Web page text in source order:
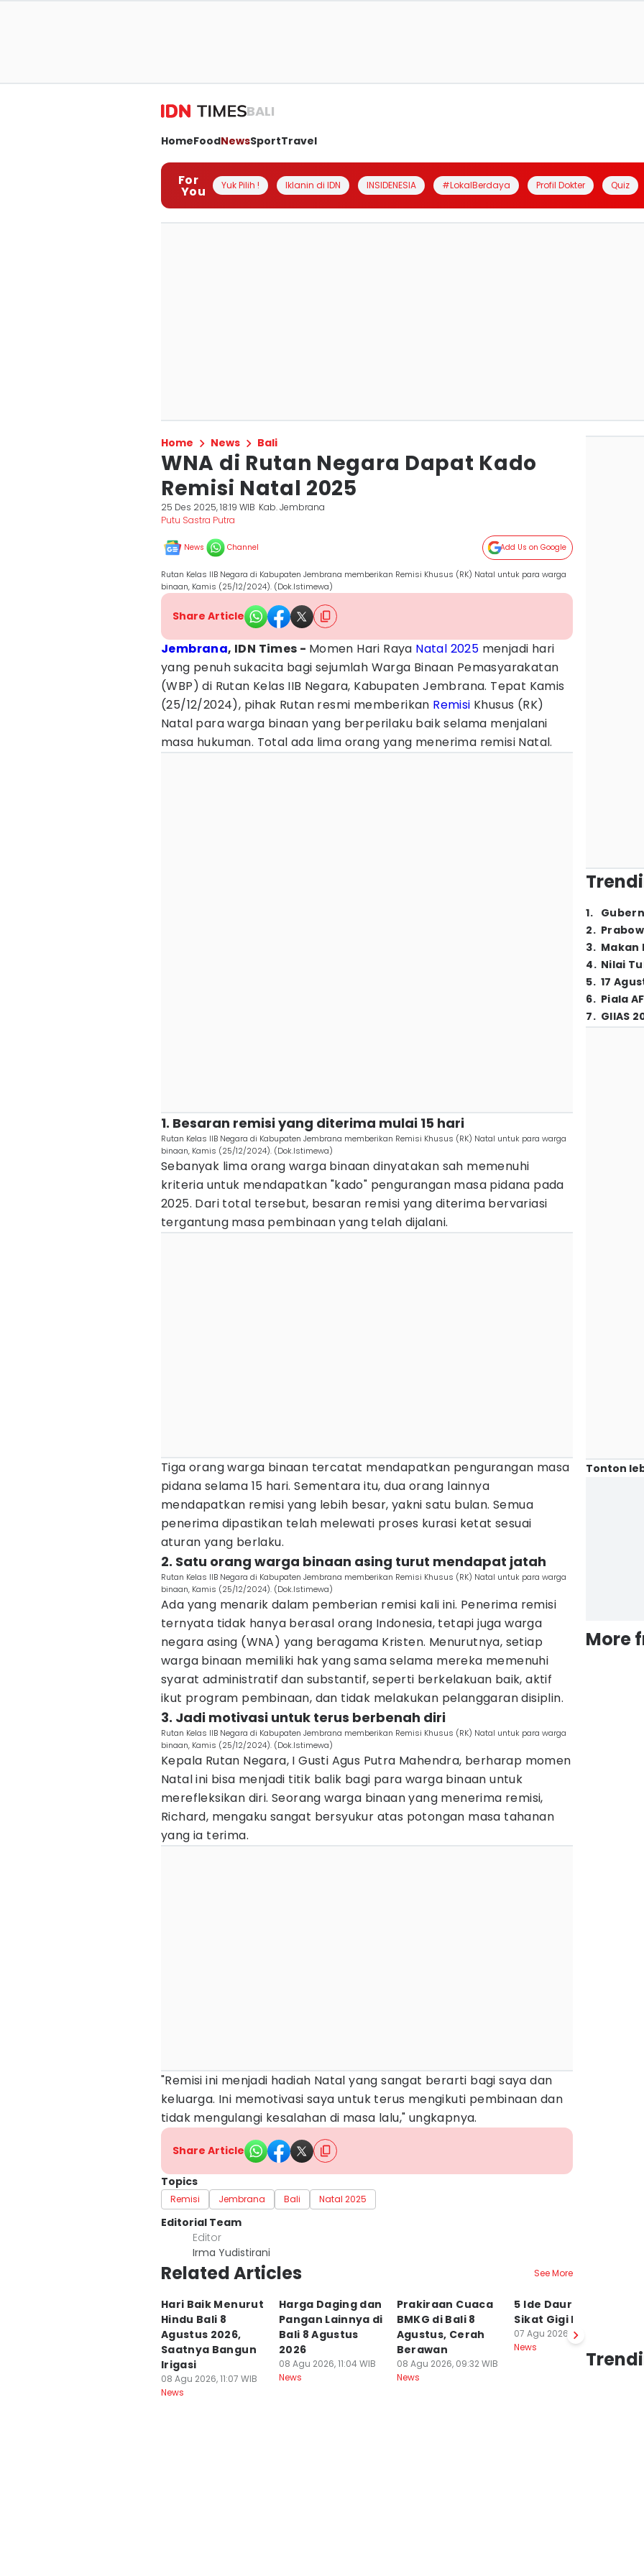
BALI
HomeFoodNewsSportTravel
For
You Yuk Pilih ! Iklanin di IDN INSIDENESIA #LokalBerdaya Profil Dokter Quiz
Home News Bali
WNA di Rutan Negara Dapat Kado
Remisi Natal 2025
25 Des 2025, 18:19 WIB Kab. Jembrana
Putu Sastra Putra
News Channel Add Us on Google
Rutan Kelas IIB Negara di Kabupaten Jembrana memberikan Remisi Khusus (RK) Natal untuk para warga
binaan, Kamis (25/12/2024). (Dok.Istimewa)
Share Article
Jembrana, IDN Times - Momen Hari Raya Natal 2025 menjadi hari
yang penuh sukacita bagi sejumlah Warga Binaan Pemasyarakatan
(WBP) di Rutan Kelas IIB Negara, Kabupaten Jembrana. Tepat Kamis
(25/12/2024), pihak Rutan resmi memberikan Remisi Khusus (RK)
Natal para warga binaan yang berperilaku baik selama menjalani
masa hukuman. Total ada lima orang yang menerima remisi Natal.
1. Besaran remisi yang diterima mulai 15 hari
Rutan Kelas IIB Negara di Kabupaten Jembrana memberikan Remisi Khusus (RK) Natal untuk para warga
binaan, Kamis (25/12/2024). (Dok.Istimewa)
Sebanyak lima orang warga binaan dinyatakan sah memenuhi
kriteria untuk mendapatkan "kado" pengurangan masa pidana pada
2025. Dari total tersebut, besaran remisi yang diterima bervariasi
tergantung masa pembinaan yang telah dijalani.
Tiga orang warga binaan tercatat mendapatkan pengurangan masa
pidana selama 15 hari. Sementara itu, dua orang lainnya
mendapatkan remisi yang lebih besar, yakni satu bulan. Semua
penerima dipastikan telah melewati proses kurasi ketat sesuai
aturan yang berlaku.
2. Satu orang warga binaan asing turut mendapat jatah
Rutan Kelas IIB Negara di Kabupaten Jembrana memberikan Remisi Khusus (RK) Natal untuk para warga
binaan, Kamis (25/12/2024). (Dok.Istimewa)
Ada yang menarik dalam pemberian remisi kali ini. Penerima remisi
ternyata tidak hanya berasal orang Indonesia, tetapi juga warga
negara asing (WNA) yang beragama Kristen. Menurutnya, setiap
warga binaan memiliki hak yang sama selama mereka memenuhi
syarat administratif dan substantif, seperti berkelakuan baik, aktif
ikut program pembinaan, dan tidak melakukan pelanggaran disiplin.
3. Jadi motivasi untuk terus berbenah diri
Rutan Kelas IIB Negara di Kabupaten Jembrana memberikan Remisi Khusus (RK) Natal untuk para warga
binaan, Kamis (25/12/2024). (Dok.Istimewa)
Kepala Rutan Negara, I Gusti Agus Putra Mahendra, berharap momen
Natal ini bisa menjadi titik balik bagi para warga binaan untuk
merefleksikan diri. Seorang warga binaan yang menerima remisi,
Richard, mengaku sangat bersyukur atas potongan masa tahanan
yang ia terima.
"Remisi ini menjadi hadiah Natal yang sangat berarti bagi saya dan
keluarga. Ini memotivasi saya untuk terus mengikuti pembinaan dan
tidak mengulangi kesalahan di masa lalu," ungkapnya.
Share Article
Topics
Remisi Jembrana Bali Natal 2025
Editorial Team
Editor
Irma Yudistirani
Related Articles See More
Hari Baik Menurut
Hindu Bali 8
Agustus 2026,
Saatnya Bangun
Irigasi
08 Agu 2026, 11:07 WIB
News
Harga Daging dan
Pangan Lainnya di
Bali 8 Agustus
2026
08 Agu 2026, 11:04 WIB
News
Prakiraan Cuaca
BMKG di Bali 8
Agustus, Cerah
Berawan
08 Agu 2026, 09:32 WIB
News
5 Ide Daur Ulang
Sikat Gigi Bekas
07 Agu 2026, 21:30 WIB
News
1.
2.
3. Makan
4. Nilai
5. 17
6. Piala
7. GIIAS
Tonton
More